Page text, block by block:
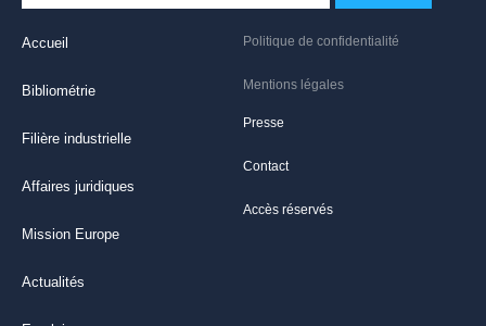
Politique de confidentialité
Mentions légales
Presse
Contact
Accès réservés
Accueil
Bibliométrie
Filière industrielle
Affaires juridiques
Mission Europe
Actualités